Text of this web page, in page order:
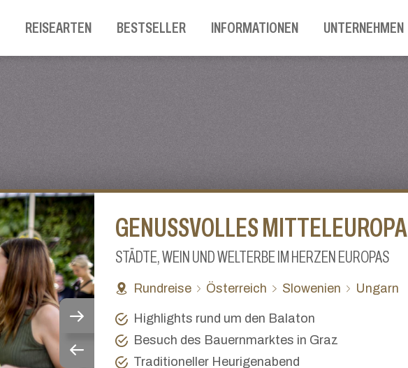
REISEARTEN BESTSELLER INFORMATIONEN UNTERNEHMEN
GENUSSVOLLES MITTELEUROPA
STÄDTE, WEIN UND WELTERBE IM HERZEN EUROPAS
Rundreise Österreich Slowenien
Ungarn
Highlights rund um den Balaton
Besuch des Bauernmarktes in Graz
Traditioneller Heurigenabend